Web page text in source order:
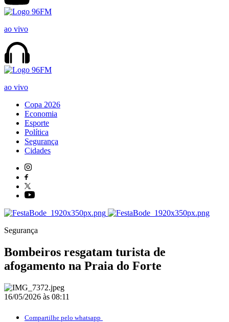
ao vivo
ao vivo
Copa 2026
Economia
Esporte
Política
Segurança
Cidades
Segurança
Bombeiros resgatam turista de
afogamento na Praia do Forte
16/05/2026 às 08:11
Compartilhe pelo whatsapp